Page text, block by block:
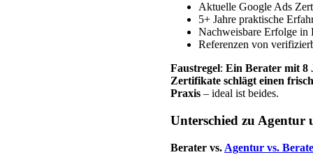
Aktuelle Google Ads
5+ Jahre praktische
Nachweisbare Erfolge in
Referenzen von
Faustregel: Ein Berater mit 8
Zertifikate schlägt einen
Praxis – ideal ist beides.
Unterschied zu Agentur
Berater vs. Agentur vs.